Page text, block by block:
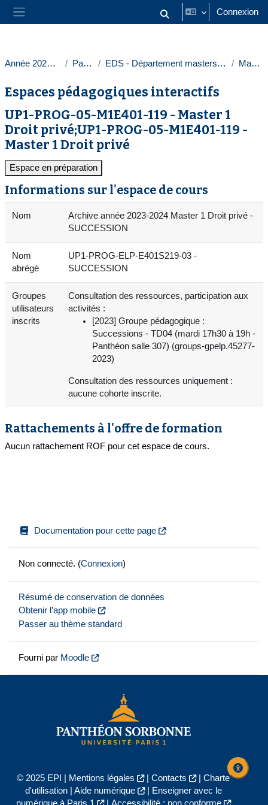
Passer au contenu principal
Panneau latéral Activer/désactiver la saisie
Connexion
Année 2023-2024 Paris 1 EDS - Département masters droit privé Masters
Espaces pédagogiques interactifs
UP1-PROG-05-M1E401-119 - Master 1
Droit privé;UP1-PROG-05-M1E401-119 -
Master 1 Droit privé
Espace en préparation
Informations sur l'espace de cours
Nom
Archive année 2023-2024 Master 1 Droit privé -
SUCCESSION
Nom
abrégé
UP1-PROG-ELP-E401S219-03 -
SUCCESSION
Groupes
utilisateurs
inscrits
Consultation des ressources, participation aux
activités :
[2023] Groupe pédagogique :
Successions - TD04 (mardi 17h30 à 19h -
Panthéon salle 307) (groups-gpelp.45277-
2023)
Consultation des ressources uniquement :
aucune cohorte inscrite.
Rattachements à l'offre de formation
Aucun rattachement ROF pour cet espace de cours.
Documentation pour cette page
Non connecté. (Connexion)
Résumé de conservation de données
Obtenir l’app mobile
Passer au thème standard
Fourni par Moodle
© 2025 EPI | Mentions légales | Contacts | Charte
d'utilisation| Aide numérique |
Enseigner avec le